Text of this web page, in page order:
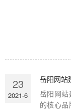
23
2021-6
岳阳网站
岳阳网站
的核心